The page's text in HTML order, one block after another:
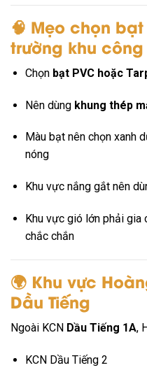
🧠 Mẹo chọn
trường khu
Chọn bạt PVC hoặc
Nên dùng khung thép
Màu bạt nên chọn xanh
nóng
Khu vực nắng gắt nên
Khu vực gió lớn phải gia
chắc chắn
🌍 Khu vực
Dầu Tiếng
Ngoài KCN Dầu Tiếng 1A,
KCN Dầu Tiếng 2